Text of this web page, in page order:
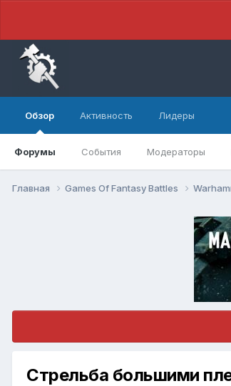
Обзор
Форумы События Модераторы
Активность Лидеры
Главная Games Of Fantasy Battles
Стрельба большими